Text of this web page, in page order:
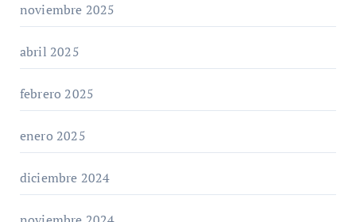
noviembre 2025
abril 2025
febrero 2025
enero 2025
diciembre 2024